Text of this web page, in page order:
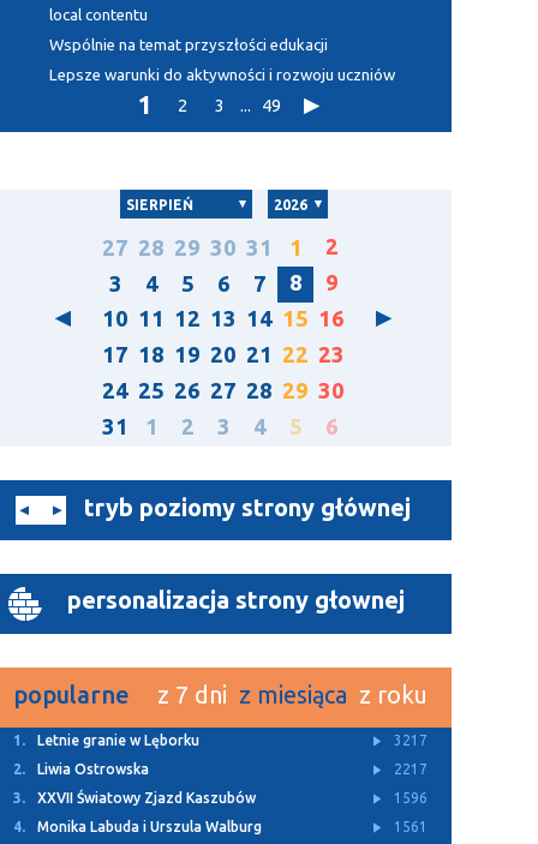
local contentu
Wspólnie na temat przyszłości edukacji
Lepsze warunki do aktywności i rozwoju uczniów
1 2 3 ... 49
SIERPIEŃ 2026
27 28 29 30 31 1
2
3
4 5 6 7 8
9
10 11 12 13 14 15 16
17 18 19 20 21 22 23
24 25 26 27 28 29 30
31
1 2 3 4 5 6
tryb poziomy strony głównej
personalizacja strony głownej
popularne z 7 dni z miesiąca z roku
1. Letnie granie w Lęborku
3217
2.
Liwia Ostrowska
2217
3.
XXVII Światowy Zjazd Kaszubów
1596
4.
Monika Labuda i Urszula Walburg
1561